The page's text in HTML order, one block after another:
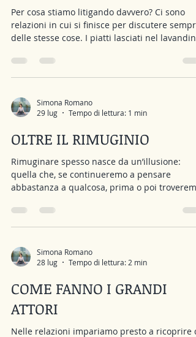
Per cosa stiamo litigando davvero? Ci sono
relazioni in cui si finisce per discutere sempre
delle stesse cose. I piatti lasciati nel
ritardo. Il tono di una frase. A prima vista
sembrano litigi per questioni banali. E spesso
irascibile”, “Siamo incompatibili”, “Siamo
diversi”. Ma molto spesso il litigio non
d
Simona Romano
29 lug
Tempo di lettura: 1 min
OLTRE IL RIMUGINIO
Rimuginare spesso nasce da un’illusione:
quella che, se continueremo a pensare
abbastanza a qualcosa, prima o poi troveremo
tranquilli. Ripercorriamo una conversazione,
immaginiamo tutti gli scenari possibili,
comportato in un certo modo, ci chiediamo
cosa avremmo potuto fare diversamente o
non tutte le domande hanno una risposta
certa. Non p
Simona Romano
28 lug
Tempo di lettura: 2 min
COME FANNO I GRANDI
ATTORI
Nelle relazioni impariamo presto a ricoprire